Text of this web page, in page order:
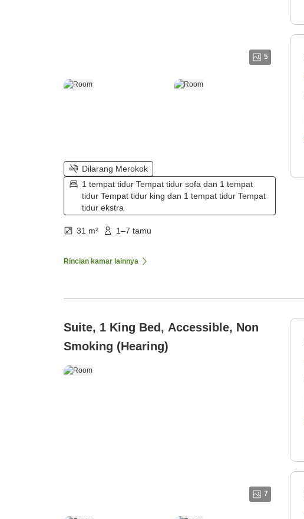
5
Dilarang Merokok
1 tempat tidur Tempat tidur sofa dan 1 tempat
tidur Tempat tidur king dan 1 tempat tidur Tempat
tidur ekstra
31 m² 1–7 tamu
Rincian kamar lainnya
Suite, 1 King Bed, Accessible, Non
Smoking (Hearing)
7